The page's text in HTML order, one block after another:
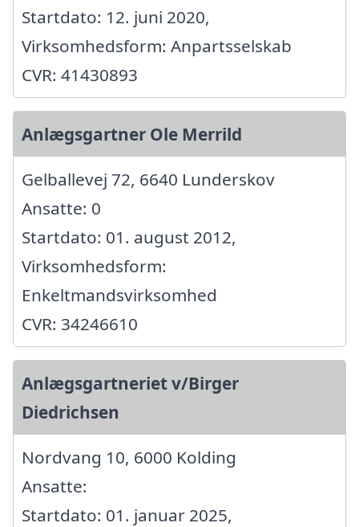
Startdato: 12. juni 2020,
Virksomhedsform: Anpartsselskab
CVR: 41430893
Anlægsgartner Ole Merrild
Gelballevej 72, 6640 Lunderskov
Ansatte: 0
Startdato: 01. august 2012,
Virksomhedsform:
Enkeltmandsvirksomhed
CVR: 34246610
Anlægsgartneriet v/Birger
Diedrichsen
Nordvang 10, 6000 Kolding
Ansatte:
Startdato: 01. januar 2025,